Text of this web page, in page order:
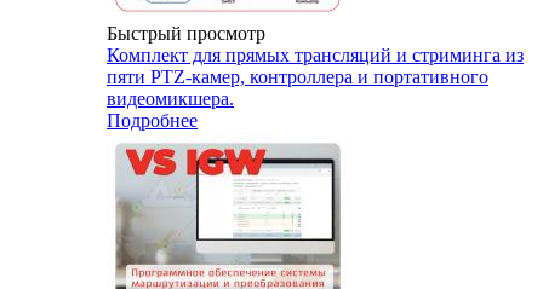
Быстрый просмотр
Комплект для прямых трансляций и стриминга из
пяти PTZ-камер, контроллера и портативного
видеомикшера.
Подробнее